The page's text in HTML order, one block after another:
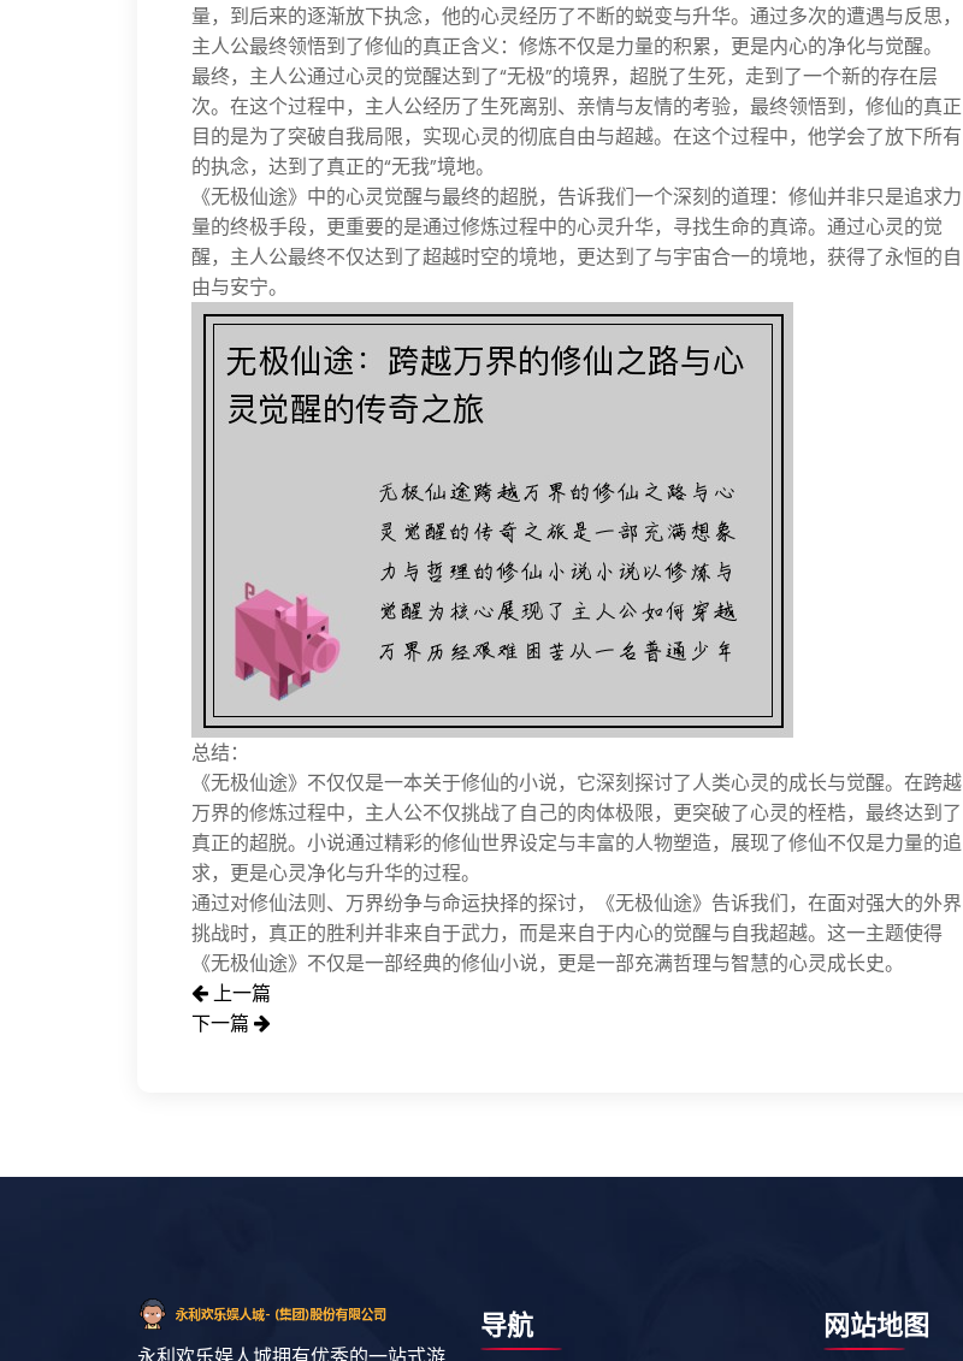
量，到后来的逐渐放下执念，他的心灵经历了不断的蜕变与升华。通过多次的遭遇与反思，
主人公最终领悟到了修仙的真正含义：修炼不仅是力量的积累，更是内心的净化与觉醒。
最终，主人公通过心灵的觉醒达到了“无极”的境界，超脱了生死，走到了一个新的存在层
次。在这个过程中，主人公经历了生死离别、亲情与友情的考验，最终领悟到，修仙的真正
目的是为了突破自我局限，实现心灵的彻底自由与超越。在这个过程中，他学会了放下所有
的执念，达到了真正的“无我”境地。
《无极仙途》中的心灵觉醒与最终的超脱，告诉我们一个深刻的道理：修仙并非只是追求力
量的终极手段，更重要的是通过修炼过程中的心灵升华，寻找生命的真谛。通过心灵的觉
醒，主人公最终不仅达到了超越时空的境地，更达到了与宇宙合一的境地，获得了永恒的自
由与安宁。
总结：
《无极仙途》不仅仅是一本关于修仙的小说，它深刻探讨了人类心灵的成长与觉醒。在跨越
万界的修炼过程中，主人公不仅挑战了自己的肉体极限，更突破了心灵的桎梏，最终达到了
真正的超脱。小说通过精彩的修仙世界设定与丰富的人物塑造，展现了修仙不仅是力量的追
求，更是心灵净化与升华的过程。
通过对修仙法则、万界纷争与命运抉择的探讨，《无极仙途》告诉我们，在面对强大的外界
挑战时，真正的胜利并非来自于武力，而是来自于内心的觉醒与自我超越。这一主题使得
《无极仙途》不仅是一部经典的修仙小说，更是一部充满哲理与智慧的心灵成长史。
上一篇
下一篇
导航 网站地图